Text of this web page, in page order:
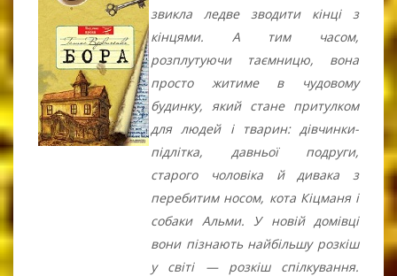
звикла ледве зводити кінці з
кінцями. А тим часом,
розплутуючи таємницю, вона
просто житиме в чудовому
будинку, який стане притулком
для людей і тварин: дівчинки-
підлітка, давньої подруги,
старого чоловіка й дивака з
перебитим носом, кота Кіцманя і
собаки Альми. У новій домівці
вони пізнають найбільшу розкіш
у світі — розкіш спілкування.